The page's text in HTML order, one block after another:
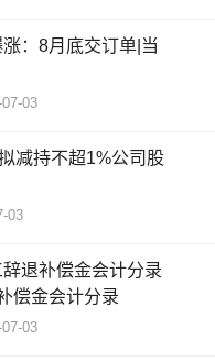
：8月底交订单|当
03
减持不超1%公司股
03
退补偿金会计分录
偿金会计分录
03